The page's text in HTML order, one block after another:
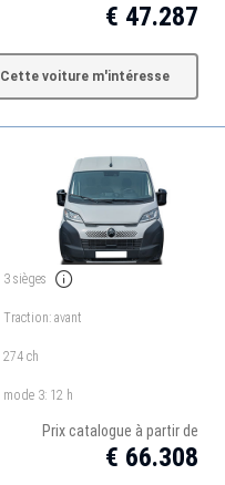
€ 47.287
Cette voiture m'intéresse
3 sièges
Traction: avant
274 ch
mode 3: 12 h
Prix catalogue à partir de
€ 66.308